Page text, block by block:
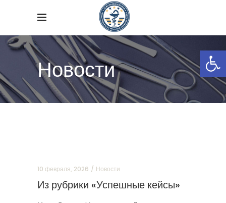
Новости
10 февраля, 2026 Новости
Из рубрики «Успешные кейсы»